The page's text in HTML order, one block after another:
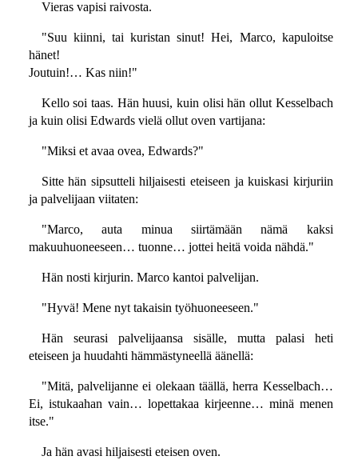
Vieras vapisi raivosta.
"Suu kiinni, tai kuristan sinut! Hei, Marco, kapuloitse
hänet!
Joutuin!… Kas niin!"
Kello soi taas. Hän huusi, kuin olisi hän ollut Kesselbach
ja kuin olisi Edwards vielä ollut oven vartijana:
"Miksi et avaa ovea, Edwards?"
Sitte hän sipsutteli hiljaisesti eteiseen ja kuiskasi kirjuriin
ja palvelijaan viitaten:
"Marco, auta minua siirtämään nämä kaksi
makuuhuoneeseen… tuonne… jottei heitä voida nähdä."
Hän nosti kirjurin. Marco kantoi palvelijan.
"Hyvä! Mene nyt takaisin työhuoneeseen."
Hän seurasi palvelijaansa sisälle, mutta palasi heti
eteiseen ja huudahti hämmästyneellä äänellä:
"Mitä, palvelijanne ei olekaan täällä, herra Kesselbach…
Ei, istukaahan vain… lopettakaa kirjeenne… minä menen
itse."
Ja hän avasi hiljaisesti eteisen oven.